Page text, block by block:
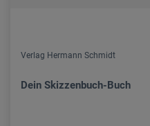
Verlag Hermann Schmidt
Dein Skizzenbuch-Buch